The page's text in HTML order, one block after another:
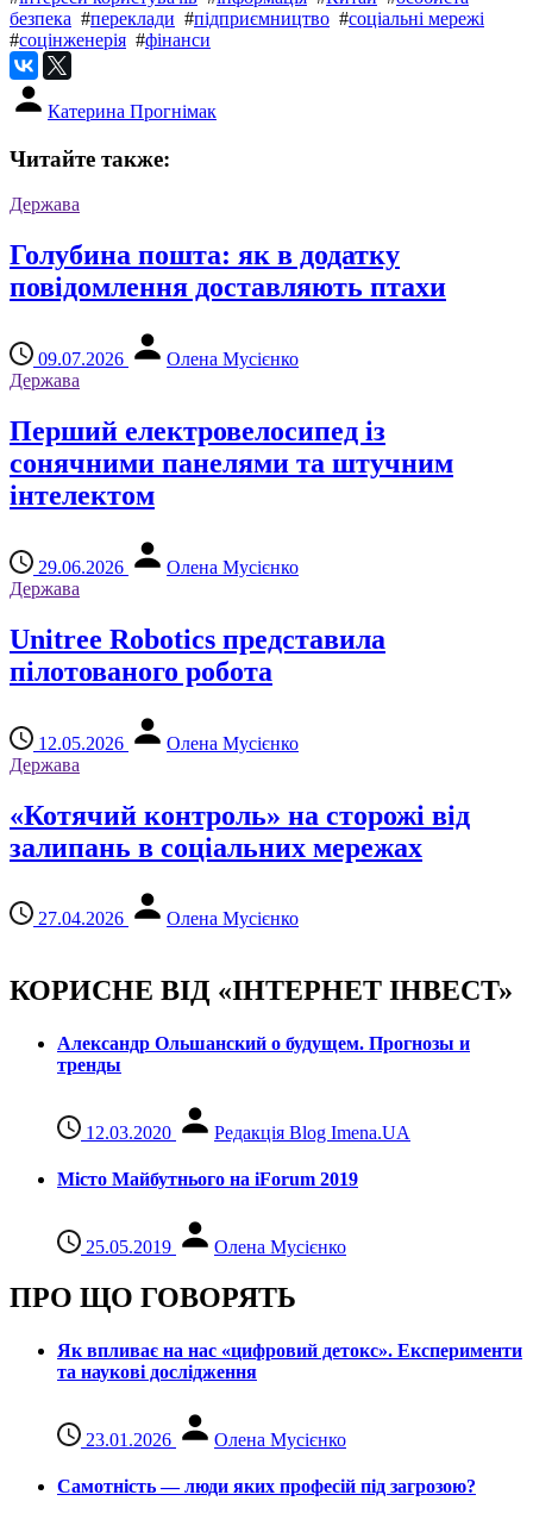
безпека #переклади #підприємництво #соціальні мережі
#соцінженерія #фінанси
Катерина Прогнімак
Читайте также:
Держава
Голубина пошта: як в додатку
повідомлення доставляють птахи
09.07.2026
Олена Мусієнко
Держава
Перший електровелосипед із
сонячними панелями та штучним
інтелектом
29.06.2026
Олена Мусієнко
Держава
Unitree Robotics представила
пілотованого робота
12.05.2026
Олена Мусієнко
Держава
«Котячий контроль» на сторожі від
залипань в соціальних мережах
27.04.2026 Олена Мусієнко
КОРИСНЕ ВІД «ІНТЕРНЕТ ІНВЕСТ»
Александр Ольшанский о будущем. Прогнозы и
тренды
12.03.2020 Редакція Blog Imena.UA
Місто Майбутнього на iForum 2019
25.05.2019 Олена Мусієнко
ПРО ЩО ГОВОРЯТЬ
Як впливає на нас «цифровий детокс». Експерименти
та наукові дослідження
23.01.2026 Олена Мусієнко
Самотність — люди яких професій під загрозою?